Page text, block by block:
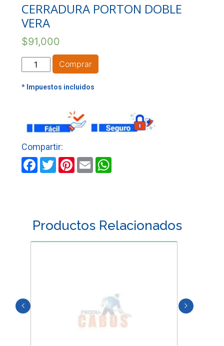
CERRADURA PORTON DOBLE
VERA
$91,000
CERRADURA
PORTON
DOBLE
Comprar
Facebook
TwitterPinterest
EmailWhatsApp
Productos Relacionados